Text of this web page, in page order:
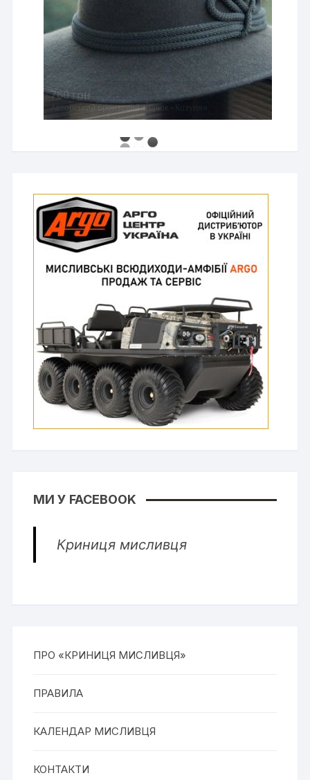
760 грн
Авторський бронзовий значок «Козуля»
МИ У FACEBOOK
Криниця мисливця
ПРО «КРИНИЦЯ МИСЛИВЦЯ»
ПРАВИЛА
КАЛЕНДАР МИСЛИВЦЯ
КОНТАКТИ